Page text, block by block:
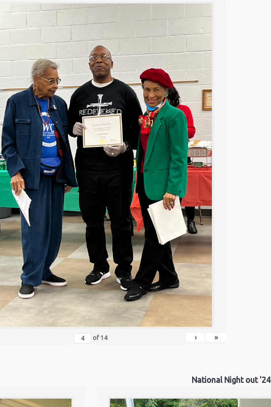
of 14 › »
National Night out '24